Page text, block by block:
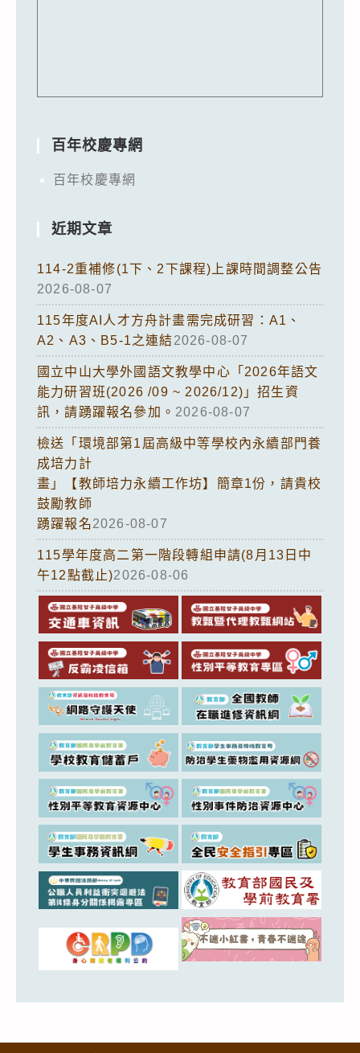
百年校慶專網
百年校慶專網
近期文章
114-2重補修(1下、2下課程)上課時間調整公告
2026-08-07
115年度AI人才方舟計畫需完成研習：A1、
A2、A3、B5-1之連結2026-08-07
國立中山大學外國語文教學中心「2026年語文
能力研習班(2026 /09 ~ 2026/12)」招生資
訊，請踴躍報名參加。 2026-08-07
檢送「環境部第1屆高級中等學校內永續部門養
成培力計
畫」【教師培力永續工作坊】簡章1份，請貴校
鼓勵教師
踴躍報名2026-08-07
115學年度高二第一階段轉組申請(8月13日中
午12點截止)2026-08-06